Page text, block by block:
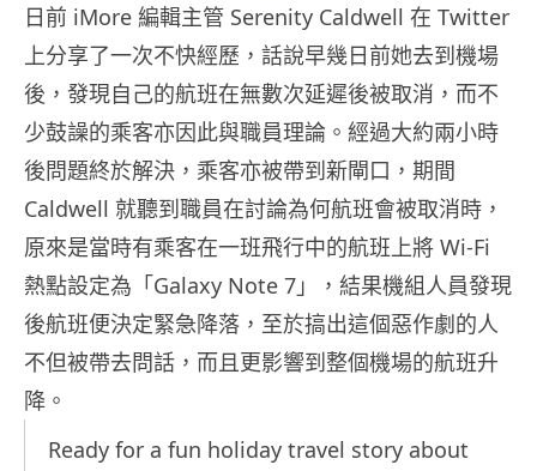
日前 iMore 編輯主管 Serenity Caldwell 在 Twitter
上分享了一次不快經歷，話說早幾日前她去到機場
後，發現自己的航班在無數次延遲後被取消，而不
少鼓譟的乘客亦因此與職員理論。經過大約兩小時
後問題終於解決，乘客亦被帶到新閘口，期間
Caldwell 就聽到職員在討論為何航班會被取消時，
原來是當時有乘客在一班飛行中的航班上將 Wi-Fi
熱點設定為「Galaxy Note 7」，結果機組人員發現
後航班便決定緊急降落，至於搞出這個惡作劇的人
不但被帶去問話，而且更影響到整個機場的航班升
降。
Ready for a fun holiday travel story about